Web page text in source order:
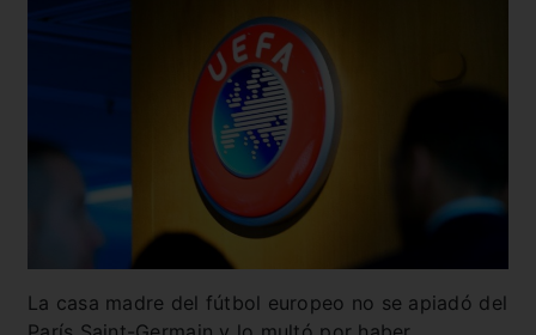
La casa madre del fútbol europeo no se apiadó del